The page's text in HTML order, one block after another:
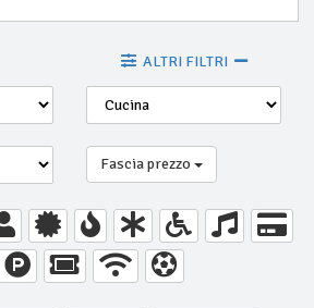
ALTRI FILTRI
Fascia prezzo